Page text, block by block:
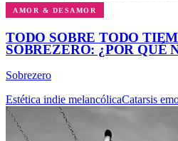
AMOR & DESAMOR
TODO SOBRE TODO
SOBREZERO: ¿POR QUÉ
Sobrezero
Estética indie melancólicaCatarsis